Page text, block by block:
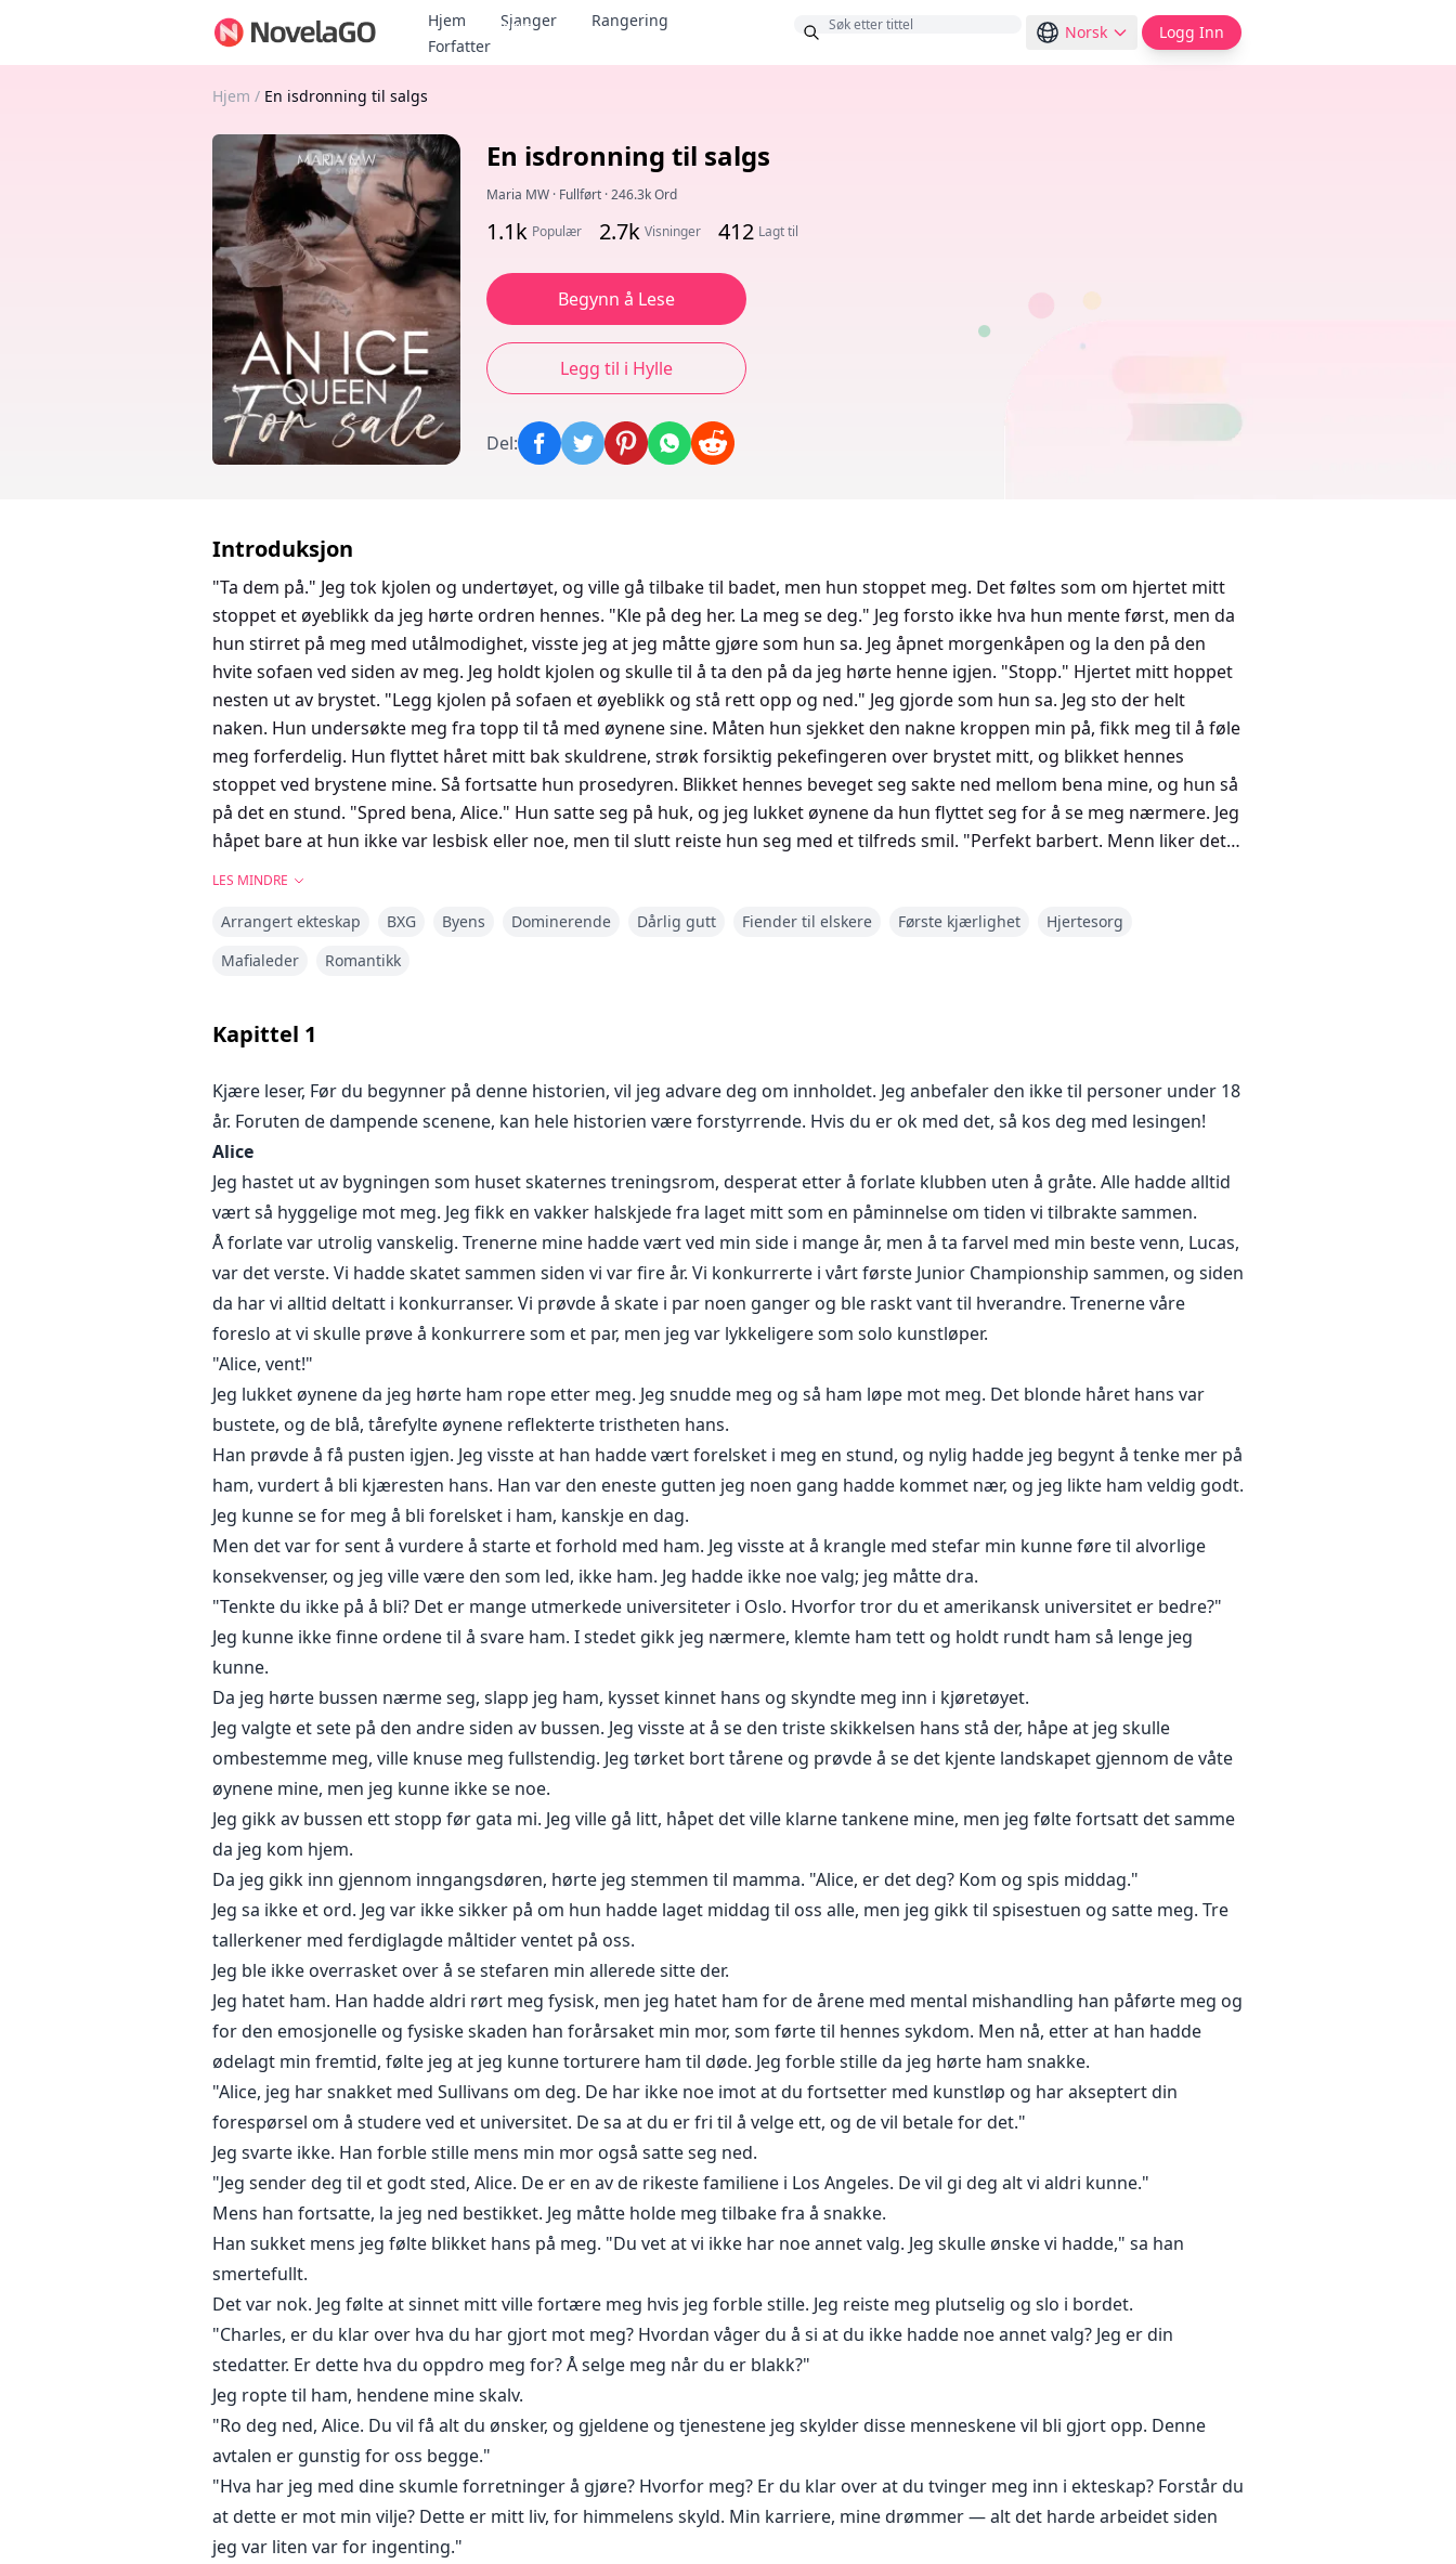
Hjem Sjanger
Rangering
Forfatter
Bonus Norsk Logg Inn
Hjem / En isdronning til salgs
En isdronning til salgs
Maria MW · Fullført ·246.3k Ord
1.1k Populær 2.7k Visninger 412 Lagt til
Begynn å Lese
Legg til i Hylle
Del:
Introduksjon
"Ta dem på." Jeg tok kjolen og undertøyet, og ville gå tilbake til badet, men hun stoppet meg. Det føltes som om hjertet mitt
stoppet et øyeblikk da jeg hørte ordren hennes. "Kle på deg her. La meg se deg." Jeg forsto ikke hva hun mente først, men da
hun stirret på meg med utålmodighet, visste jeg at jeg måtte gjøre som hun sa. Jeg åpnet morgenkåpen og la den på den
hvite sofaen ved siden av meg. Jeg holdt kjolen og skulle til å ta den på da jeg hørte henne igjen. "Stopp." Hjertet mitt hoppet
nesten ut av brystet. "Legg kjolen på sofaen et øyeblikk og stå rett opp og ned." Jeg gjorde som hun sa. Jeg sto der helt
naken. Hun undersøkte meg fra topp til tå med øynene sine. Måten hun sjekket den nakne kroppen min på, fikk meg til å føle
meg forferdelig. Hun flyttet håret mitt bak skuldrene, strøk forsiktig pekefingeren over brystet mitt, og blikket hennes
stoppet ved brystene mine. Så fortsatte hun prosedyren. Blikket hennes beveget seg sakte ned mellom bena mine, og hun så
på det en stund. "Spred bena, Alice." Hun satte seg på huk, og jeg lukket øynene da hun flyttet seg for å se meg nærmere. Jeg
håpet bare at hun ikke var lesbisk eller noe, men til slutt reiste hun seg med et tilfreds smil. "Perfekt barbert. Menn liker det
Jeg ville bare rømme, og det var stedet og tiden da jeg sverget til meg selv at jeg en dag skulle lykkes.
en grunn til at en kjekk mann vil gifte seg med en fremmed jente, spesielt hvis familien er en del av en velkjent kriminell
er for sent?
LES MINDRE
Arrangert ekteskap BXG Byens Dominerende Dårlig gutt Fiender til elskere Første kjærlighet
Hjertesorg
Mafialeder
Romantikk
Kapittel 1
Kjære leser, Før du begynner på denne historien, vil jeg advare deg om innholdet. Jeg anbefaler den ikke til personer under 18
år. Foruten de dampende scenene, kan hele historien være forstyrrende. Hvis du er ok med det, så kos deg med lesingen!
Alice
Jeg hastet ut av bygningen som huset skaternes treningsrom, desperat etter å forlate klubben uten å gråte. Alle hadde alltid
vært så hyggelige mot meg. Jeg fikk en vakker halskjede fra laget mitt som en påminnelse om tiden vi tilbrakte sammen.
Å forlate var utrolig vanskelig. Trenerne mine hadde vært ved min side i mange år, men å ta farvel med min beste venn, Lucas,
var det verste. Vi hadde skatet sammen siden vi var fire år. Vi konkurrerte i vårt første Junior Championship sammen, og siden
da har vi alltid deltatt i konkurranser. Vi prøvde å skate i par noen ganger og ble raskt vant til hverandre. Trenerne våre
foreslo at vi skulle prøve å konkurrere som et par, men jeg var lykkeligere som solo kunstløper.
"Alice, vent!"
Jeg lukket øynene da jeg hørte ham rope etter meg. Jeg snudde meg og så ham løpe mot meg. Det blonde håret hans var
bustete, og de blå, tårefylte øynene reflekterte tristheten hans.
Han prøvde å få pusten igjen. Jeg visste at han hadde vært forelsket i meg en stund, og nylig hadde jeg begynt å tenke mer på
ham, vurdert å bli kjæresten hans. Han var den eneste gutten jeg noen gang hadde kommet nær, og jeg likte ham veldig godt.
Jeg kunne se for meg å bli forelsket i ham, kanskje en dag.
Men det var for sent å vurdere å starte et forhold med ham. Jeg visste at å krangle med stefar min kunne føre til alvorlige
konsekvenser, og jeg ville være den som led, ikke ham. Jeg hadde ikke noe valg; jeg måtte dra.
"Tenkte du ikke på å bli? Det er mange utmerkede universiteter i Oslo. Hvorfor tror du et amerikansk universitet er bedre?"
Jeg kunne ikke finne ordene til å svare ham. I stedet gikk jeg nærmere, klemte ham tett og holdt rundt ham så lenge jeg
kunne.
Da jeg hørte bussen nærme seg, slapp jeg ham, kysset kinnet hans og skyndte meg inn i kjøretøyet.
Jeg valgte et sete på den andre siden av bussen. Jeg visste at å se den triste skikkelsen hans stå der, håpe at jeg skulle
ombestemme meg, ville knuse meg fullstendig. Jeg tørket bort tårene og prøvde å se det kjente landskapet gjennom de våte
øynene mine, men jeg kunne ikke se noe.
Jeg gikk av bussen ett stopp før gata mi. Jeg ville gå litt, håpet det ville klarne tankene mine, men jeg følte fortsatt det samme
da jeg kom hjem.
Da jeg gikk inn gjennom inngangsdøren, hørte jeg stemmen til mamma. "Alice, er det deg? Kom og spis middag."
Jeg sa ikke et ord. Jeg var ikke sikker på om hun hadde laget middag til oss alle, men jeg gikk til spisestuen og satte meg. Tre
tallerkener med ferdiglagde måltider ventet på oss.
Jeg ble ikke overrasket over å se stefaren min allerede sitte der.
Jeg hatet ham. Han hadde aldri rørt meg fysisk, men jeg hatet ham for de årene med mental mishandling han påførte meg og
for den emosjonelle og fysiske skaden han forårsaket min mor, som førte til hennes sykdom. Men nå, etter at han hadde
ødelagt min fremtid, følte jeg at jeg kunne torturere ham til døde. Jeg forble stille da jeg hørte ham snakke.
"Alice, jeg har snakket med Sullivans om deg. De har ikke noe imot at du fortsetter med kunstløp og har akseptert din
forespørsel om å studere ved et universitet. De sa at du er fri til å velge ett, og de vil betale for det."
Jeg svarte ikke. Han forble stille mens min mor også satte seg ned.
"Jeg sender deg til et godt sted, Alice. De er en av de rikeste familiene i Los Angeles. De vil gi deg alt vi aldri kunne."
Mens han fortsatte, la jeg ned bestikket. Jeg måtte holde meg tilbake fra å snakke.
Han sukket mens jeg følte blikket hans på meg. "Du vet at vi ikke har noe annet valg. Jeg skulle ønske vi hadde," sa han
smertefullt.
Det var nok. Jeg følte at sinnet mitt ville fortære meg hvis jeg forble stille. Jeg reiste meg plutselig og slo i bordet.
"Charles, er du klar over hva du har gjort mot meg? Hvordan våger du å si at du ikke hadde noe annet valg? Jeg er din
stedatter. Er dette hva du oppdro meg for? Å selge meg når du er blakk?"
Jeg ropte til ham, hendene mine skalv.
"Ro deg ned, Alice. Du vil få alt du ønsker, og gjeldene og tjenestene jeg skylder disse menneskene vil bli gjort opp. Denne
avtalen er gunstig for oss begge."
"Hva har jeg med dine skumle forretninger å gjøre? Hvorfor meg? Er du klar over at du tvinger meg inn i ekteskap? Forstår du
at dette er mot min vilje? Dette er mitt liv, for himmelens skyld. Min karriere, mine drømmer — alt det harde arbeidet siden
jeg var liten var for ingenting."